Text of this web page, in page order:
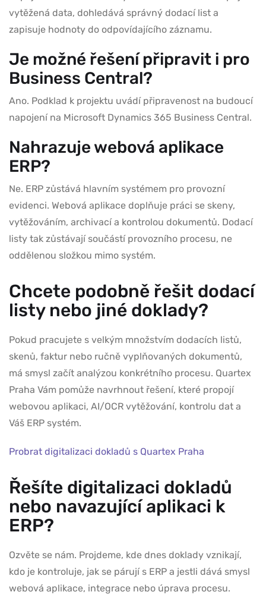
vytěžená data, dohledává správný dodací list a
zapisuje hodnoty do odpovídajícího záznamu.
Je možné řešení připravit i pro
Business Central?
Ano. Podklad k projektu uvádí připravenost na budoucí
napojení na Microsoft Dynamics 365 Business Central.
Nahrazuje webová aplikace
ERP?
Ne. ERP zůstává hlavním systémem pro provozní
evidenci. Webová aplikace doplňuje práci se skeny,
vytěžováním, archivací a kontrolou dokumentů. Dodací
listy tak zůstávají součástí provozního procesu, ne
oddělenou složkou mimo systém.
Chcete podobně řešit dodací
listy nebo jiné doklady?
Pokud pracujete s velkým množstvím dodacích listů,
skenů, faktur nebo ručně vyplňovaných dokumentů,
má smysl začít analýzou konkrétního procesu. Quartex
Praha Vám pomůže navrhnout řešení, které propojí
webovou aplikaci, AI/OCR vytěžování, kontrolu dat a
Váš ERP systém.
Probrat digitalizaci dokladů s Quartex Praha
Řešíte digitalizaci dokladů
nebo navazující aplikaci k
ERP?
Ozvěte se nám. Projdeme, kde dnes doklady vznikají,
kdo je kontroluje, jak se párují s ERP a jestli dává smysl
webová aplikace, integrace nebo úprava procesu.